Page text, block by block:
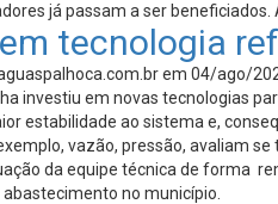
já passam a ser
tecnologia
em 04/ago/
investiu em novas tecnologias
estabilidade ao sistema e,
vazão, pressão, avaliam
da equipe técnica de forma
no município.